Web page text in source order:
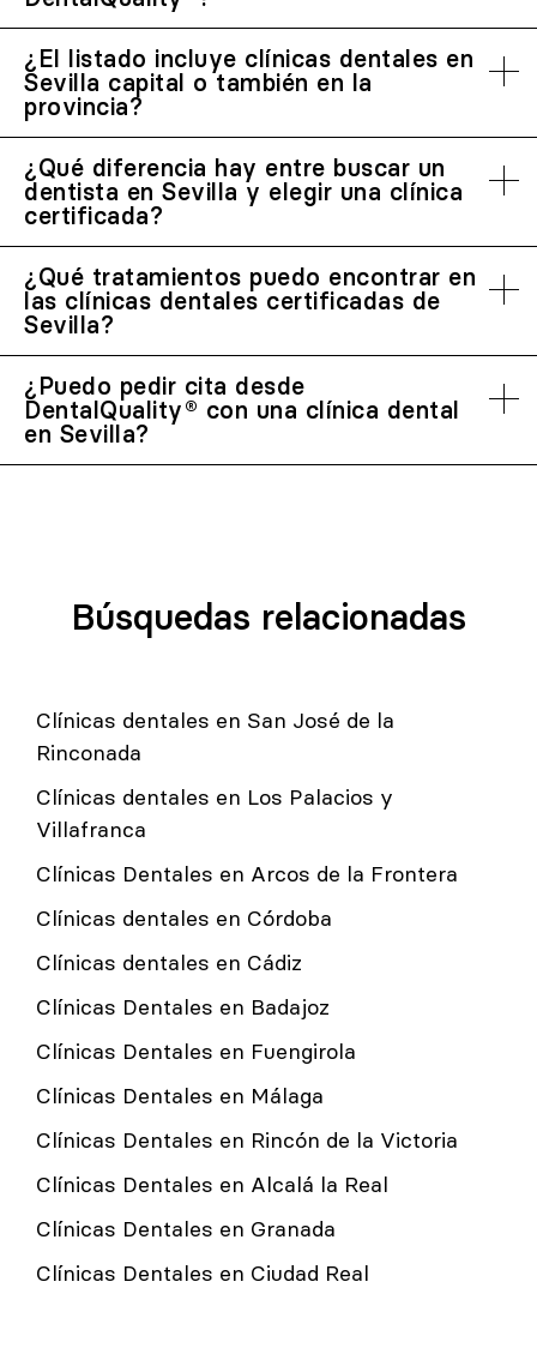
¿El listado incluye clínicas dentales en
Sevilla capital o también en la
provincia?
¿Qué diferencia hay entre buscar un
dentista en Sevilla y elegir una clínica
certificada?
¿Qué tratamientos puedo encontrar en
las clínicas dentales certificadas de
Sevilla?
¿Puedo pedir cita desde
DentalQuality® con una clínica dental
en Sevilla?
Búsquedas relacionadas
Clínicas dentales en San José de la
Rinconada
Clínicas dentales en Los Palacios y
Villafranca
Clínicas Dentales en Arcos de la Frontera
Clínicas dentales en Córdoba
Clínicas dentales en Cádiz
Clínicas Dentales en Badajoz
Clínicas Dentales en Fuengirola
Clínicas Dentales en Málaga
Clínicas Dentales en Rincón de la Victoria
Clínicas Dentales en Alcalá la Real
Clínicas Dentales en Granada
Clínicas Dentales en Ciudad Real